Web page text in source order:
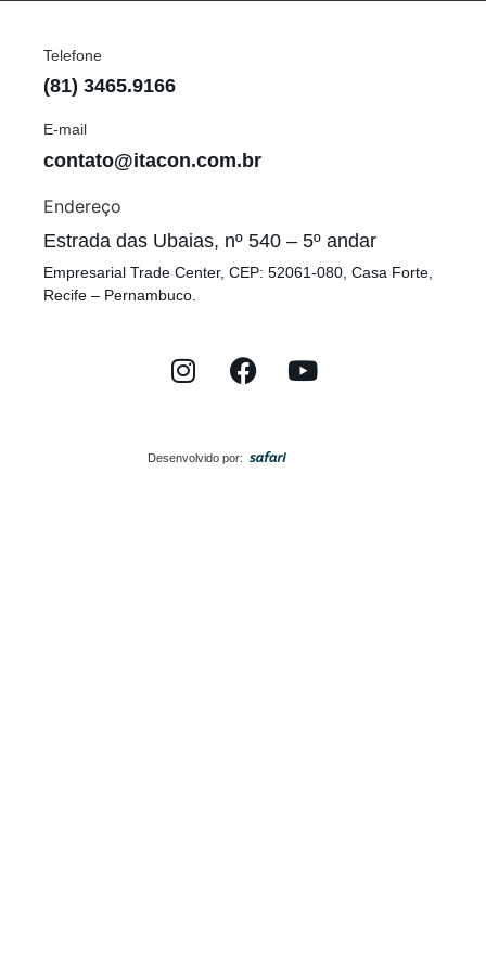
Telefone
(81) 3465.9166
E-mail
contato@itacon.com.br
Endereço
Estrada das Ubaias, nº 540 – 5º andar
Empresarial Trade Center, CEP: 52061-080, Casa Forte,
Recife – Pernambuco.
Desenvolvido por: